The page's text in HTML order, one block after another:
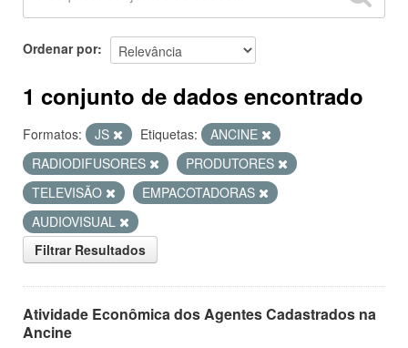
SOBRE
Ordenar por
1 conjunto de dados encontrado
Formatos: JS Etiquetas:
ANCINE
RADIODIFUSORES
PRODUTORES
TELEVISÃO
EMPACOTADORAS
AUDIOVISUAL
Filtrar Resultados
Atividade Econômica dos Agentes Cadastrados na
Ancine